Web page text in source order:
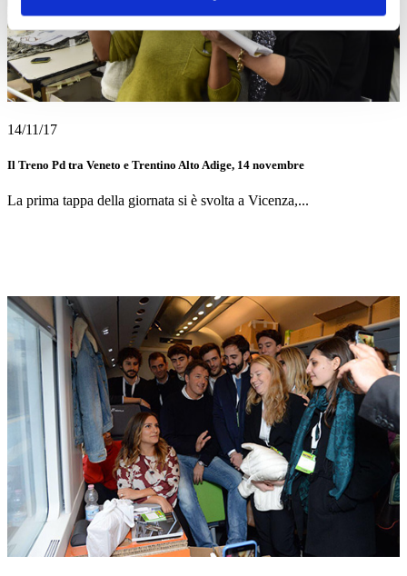
14/11/17
Il Treno Pd tra Veneto e Trentino Alto Adige, 14 novembre
La prima tappa della giornata si è svolta a Vicenza,...